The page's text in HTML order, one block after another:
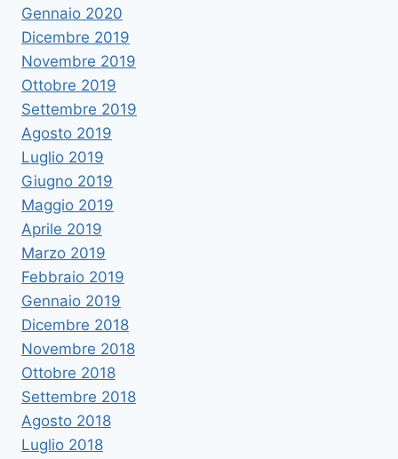
Gennaio 2020
Dicembre 2019
Novembre 2019
Ottobre 2019
Settembre 2019
Agosto 2019
Luglio 2019
Giugno 2019
Maggio 2019
Aprile 2019
Marzo 2019
Febbraio 2019
Gennaio 2019
Dicembre 2018
Novembre 2018
Ottobre 2018
Settembre 2018
Agosto 2018
Luglio 2018